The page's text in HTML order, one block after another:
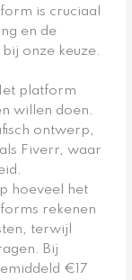
is cruciaal
en de
onze keuze.
platform
willen doen.
ontwerp,
Fiverr, waar
hoeveel het
rekenen
terwijl
Bij
€17